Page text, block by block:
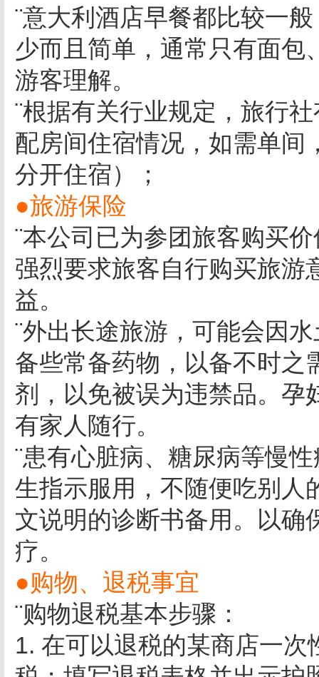
¨意大利酒店早餐都比较一
少而且简单，通常只有面包
游客理解。
¨根据有关行业规定，旅行
配房间住宿情况，如需单间
分开住宿）；
●旅游保险
¨本公司已为参团旅客购买
强烈要求旅客自行购买旅游
益。
¨外出长途旅游，可能会因
备些常备药物，以备不时之
剂，以免被误为违禁品。孕
有家人随行。
¨患有心脏病、糖尿病等慢
生指示服用，不随便吃别人
文说明的诊断书备用。以确
疗。
●购物、退税事宜
¨购物退税基本步骤：
1. 在可以退税的某商店一